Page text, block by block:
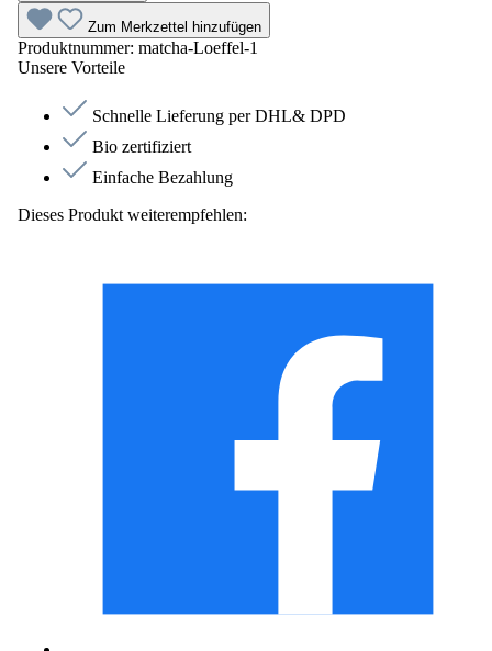
Zum Merkzettel hinzufügen
Produktnummer: matcha-Loeffel-1
Unsere Vorteile
Schnelle Lieferung per DHL& DPD
Bio zertifiziert
Einfache Bezahlung
Dieses Produkt weiterempfehlen: